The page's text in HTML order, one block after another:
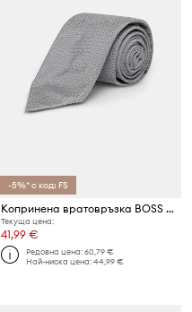
-5%* с код: FS
Копринена вратовръзка BOSS H-TIE CM 7.5 253
Текуща цена:
41,99 €
Редовна цена:60,79 €
Най-ниска цена:44,99 €